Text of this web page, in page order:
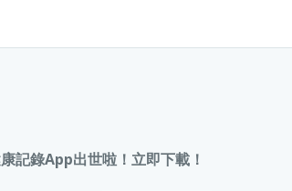
記錄App出世啦！立即下載！